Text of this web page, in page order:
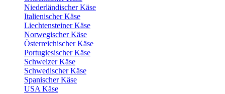
Niederländischer Käse
Italienischer Käse
Liechtensteiner Käse
Norwegischer Käse
Österreichischer Käse
Portugiesischer Käse
Schweizer Käse
Schwedischer Käse
Spanischer Käse
USA Käse